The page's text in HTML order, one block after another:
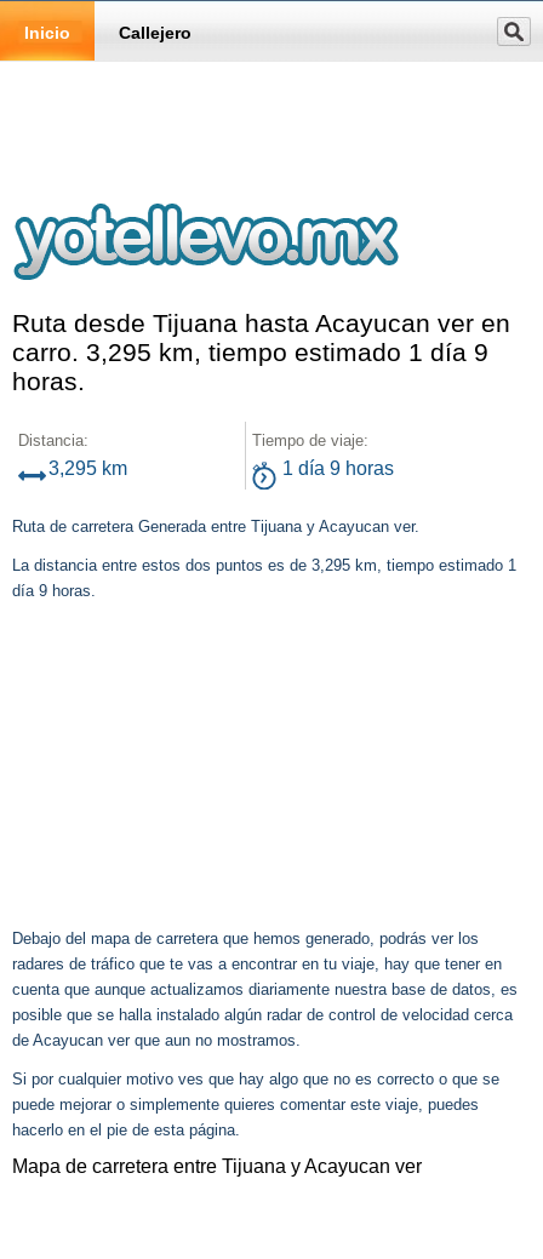
Inicio Callejero
Ruta desde Tijuana hasta Acayucan ver en
carro. 3,295 km, tiempo estimado 1 día 9
horas.
Distancia:
3,295 km
Tiempo de viaje:
1 día 9 horas
Ruta de carretera Generada entre Tijuana y Acayucan ver.
La distancia entre estos dos puntos es de 3,295 km, tiempo estimado 1
día 9 horas.
Debajo del mapa de carretera que hemos generado, podrás ver los
radares de tráfico que te vas a encontrar en tu viaje, hay que tener en
cuenta que aunque actualizamos diariamente nuestra base de datos, es
posible que se halla instalado algún radar de control de velocidad cerca
de Acayucan ver que aun no mostramos.
Si por cualquier motivo ves que hay algo que no es correcto o que se
puede mejorar o simplemente quieres comentar este viaje, puedes
hacerlo en el pie de esta página.
Mapa de carretera entre Tijuana y Acayucan ver